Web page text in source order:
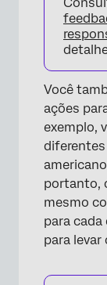
Você
ações
exemplo,
portanto,
mesmo
para
para